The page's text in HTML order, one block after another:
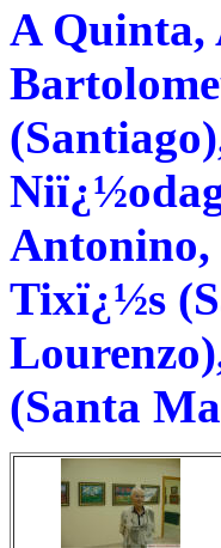
A Quinta,
Antonino,
Tixï¿½s
(Santa